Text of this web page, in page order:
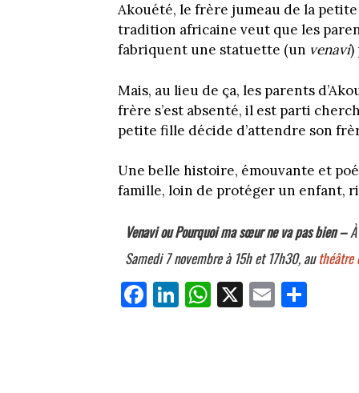
Akouété, le frère jumeau de la
tradition africaine veut que les
fabriquent une statuette (un venavi)
Mais, au lieu de ça, les parents
frère s’est absenté, il est parti
petite fille décide d’attendre son
Une belle histoire, émouvante et
famille, loin de protéger un enfant,
Venavi ou Pourquoi ma sœur ne va pas bien –À
Samedi 7 novembre à 15h et 17h30, authéâtre
Fa
ce
Li
nk
W
ha
X E
m